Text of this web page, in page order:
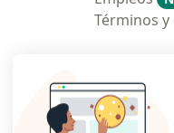
Términos